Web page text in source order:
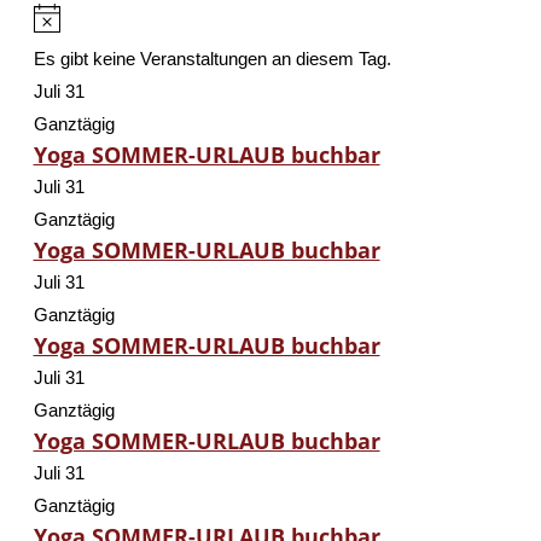
Hinweis
Es gibt keine Veranstaltungen an diesem Tag.
Juli 31
Ganztägig
Yoga SOMMER-URLAUB buchbar
Juli 31
Ganztägig
Yoga SOMMER-URLAUB buchbar
Juli 31
Ganztägig
Yoga SOMMER-URLAUB buchbar
Juli 31
Ganztägig
Yoga SOMMER-URLAUB buchbar
Juli 31
Ganztägig